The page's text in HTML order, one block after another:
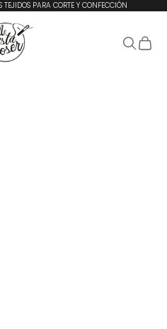
PARA CORTE Y CONFECCIÓN
Gusta Coser
Buscar
Cesta